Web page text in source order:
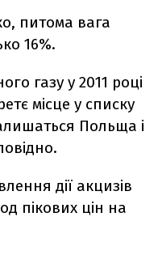
питома вага
16%.
газу у 2011 році
місце у списку
Польща і
дії акцизів
пікових цін на